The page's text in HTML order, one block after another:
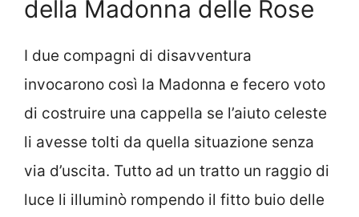
della Madonna delle Rose
I due compagni di disavventura
invocarono così la Madonna e fecero voto
di costruire una cappella se l’aiuto celeste
li avesse tolti da quella situazione senza
via d’uscita. Tutto ad un tratto un raggio di
luce li illuminò rompendo il fitto buio delle